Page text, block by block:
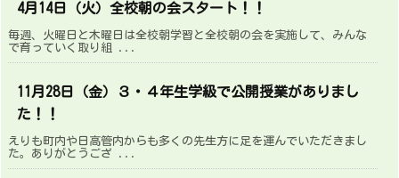
4月14日（火）全校朝の会スタート！！
毎週、火曜日と木曜日は全校朝学習と全校朝の会を実施して、みんな
で育っていく取り組 ...
11月28日（金）３・４年生学級で公開授業がありまし
た！！
えりも町内や日高管内からも多くの先生方に足を運んでいただきまし
た。ありがとうござ ...